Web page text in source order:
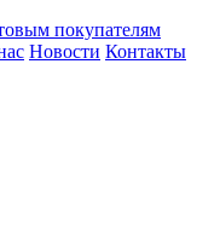
покупателям
Новости Контакты